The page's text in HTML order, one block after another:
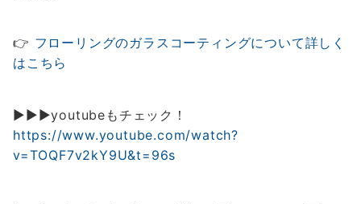
👉 フローリングのガラスコーティングについて詳しく
はこちら
▶▶▶youtubeもチェック！
https://www.youtube.com/watch?
v=TOQF7v2kY9U&t=96s